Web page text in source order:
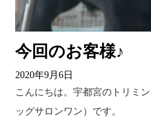
今回のお客様♪
2020年9月6日
こんにちは。宇都宮のトリミ
ッグサロンワン）です。